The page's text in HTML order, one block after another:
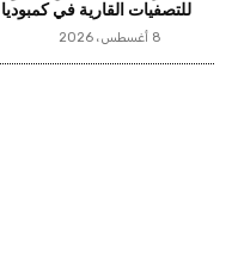
للتصفيات القارية في كمبوديا
8 أغسطس، 2026